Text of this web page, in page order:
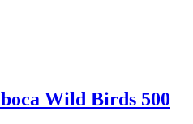
Wild Birds 500